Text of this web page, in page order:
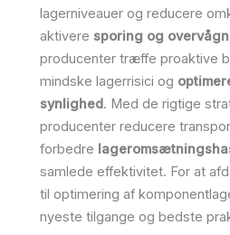
lagerniveauer og reducere
aktivere sporing og
producenter træffe proaktive
mindske lagerrisici og
synlighed. Med de rigtige
producenter reducere
forbedre
samlede effektivitet. For at
til optimering af
nyeste tilgange og bedste